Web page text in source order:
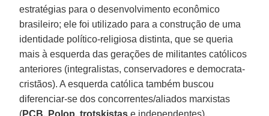
estratégias para o desenvolvimento econômico
brasileiro; ele foi utilizado para a construção de uma
identidade político-religiosa distinta, que se queria
mais à esquerda das gerações de militantes católicos
anteriores (integralistas, conservadores e democrata-
cristãos). A esquerda católica também buscou
diferenciar-se dos concorrentes/aliados marxistas
(PCB, Polop,trotskistas e independentes),